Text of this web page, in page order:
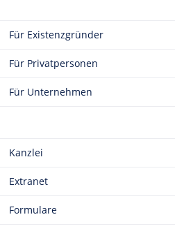
Für Existenzgründer
Für Privatpersonen
Für Unternehmen
Kanzlei
Extranet
Formulare